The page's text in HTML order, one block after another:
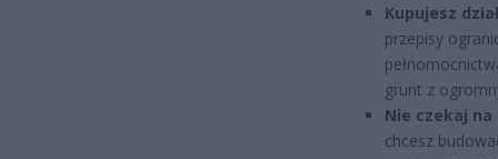
Kupujesz
przepisy
grunt z
Nie czekaj
chcesz